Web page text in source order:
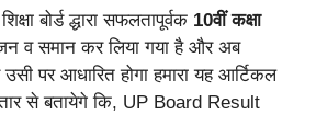
बोर्ड द्धारा सफलतापूर्वक 10वीं कक्षा
व समान कर लिया गया है और अब
पर आधारित होगा हमारा यह आर्टिकल
से बतायेगे कि, UP Board Result